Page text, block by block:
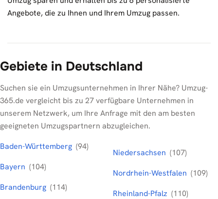
Angebote, die zu Ihnen und Ihrem Umzug passen.
Gebiete in Deutschland
Suchen sie ein Umzugsunternehmen in Ihrer Nähe? Umzug-
365.de vergleicht bis zu 27 verfügbare Unternehmen in
unserem Netzwerk, um Ihre Anfrage mit den am besten
geeigneten Umzugspartnern abzugleichen.
Baden-Württemberg (94)
Bayern (104)
Brandenburg (114)
Niedersachsen (107)
Nordrhein-Westfalen (109)
Rheinland-Pfalz (110)